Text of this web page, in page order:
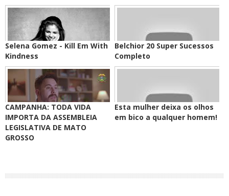
Selena Gomez - Kill Em With
Kindness
Belchior 20 Super Sucessos
Completo
CAMPANHA: TODA VIDA
IMPORTA DA ASSEMBLEIA
LEGISLATIVA DE MATO
GROSSO
Esta mulher deixa os olhos
em bico a qualquer homem!